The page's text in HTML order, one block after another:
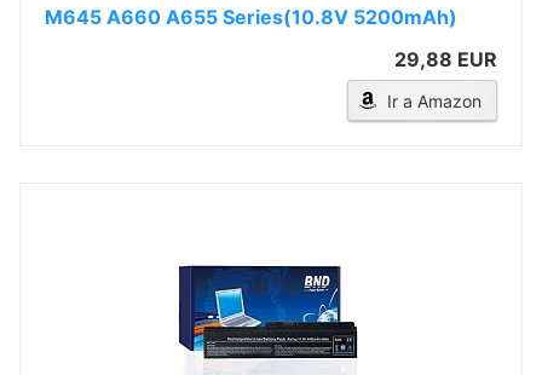
M645 A660 A655 Series(10.8V 5200mAh)
29,88 EUR
Ir a Amazon